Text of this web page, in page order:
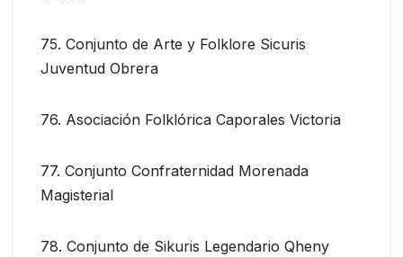
75. Conjunto de Arte y Folklore Sicuris
Juventud Obrera
76. Asociación Folklórica Caporales Victoria
77. Conjunto Confraternidad Morenada
Magisterial
78. Conjunto de Sikuris Legendario Qheny